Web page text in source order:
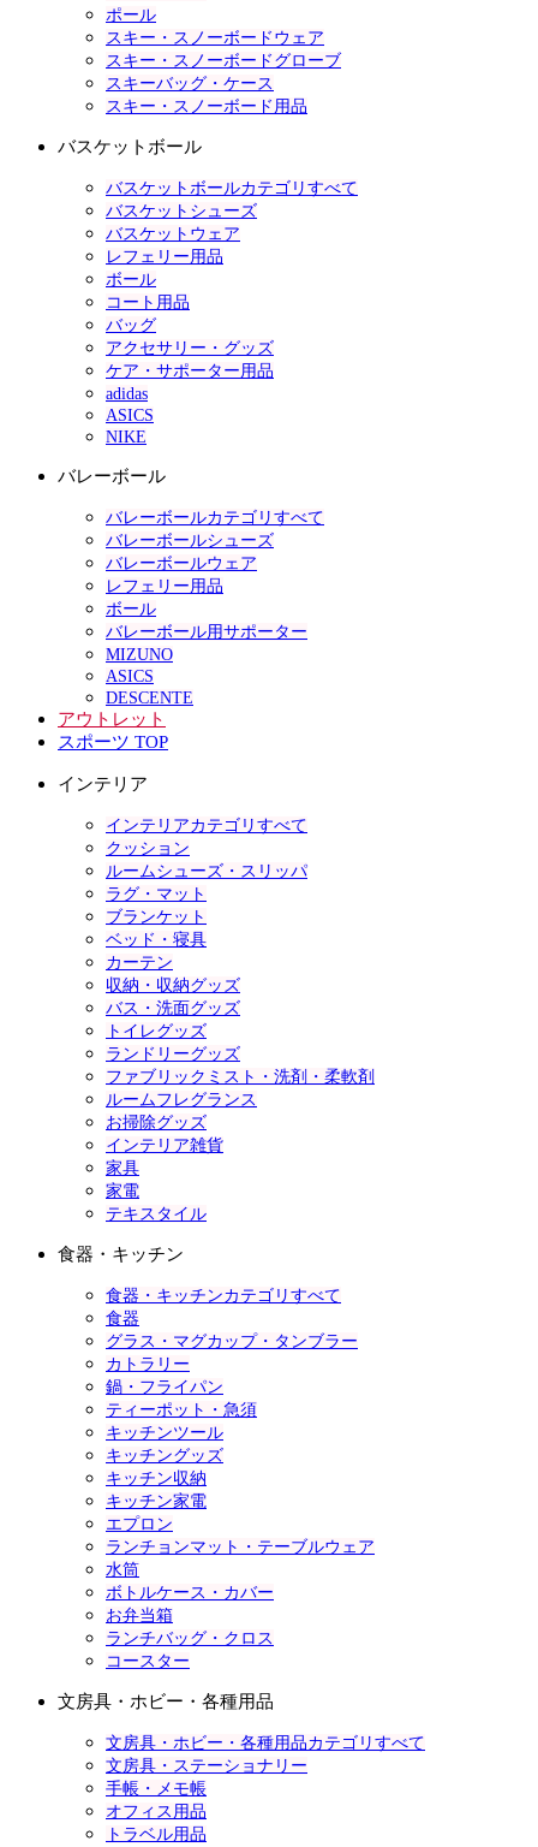
ポール
スキー・スノーボードウェア
スキー・スノーボードグローブ
スキーバッグ・ケース
スキー・スノーボード用品
バスケットボール
バスケットボールカテゴリすべて
バスケットシューズ
バスケットウェア
レフェリー用品
ボール
コート用品
バッグ
アクセサリー・グッズ
ケア・サポーター用品
adidas
ASICS
NIKE
バレーボール
バレーボールカテゴリすべて
バレーボールシューズ
バレーボールウェア
レフェリー用品
ボール
バレーボール用サポーター
MIZUNO
ASICS
DESCENTE
アウトレット
スポーツ TOP
インテリア
インテリアカテゴリすべて
クッション
ルームシューズ・スリッパ
ラグ・マット
ブランケット
ベッド・寝具
カーテン
収納・収納グッズ
バス・洗面グッズ
トイレグッズ
ランドリーグッズ
ファブリックミスト・洗剤・柔軟剤
ルームフレグランス
お掃除グッズ
インテリア雑貨
家具
家電
テキスタイル
食器・キッチン
食器・キッチンカテゴリすべて
食器
グラス・マグカップ・タンブラー
カトラリー
鍋・フライパン
ティーポット・急須
キッチンツール
キッチングッズ
キッチン収納
キッチン家電
エプロン
ランチョンマット・テーブルウェア
水筒
ボトルケース・カバー
お弁当箱
ランチバッグ・クロス
コースター
文房具・ホビー・各種用品
文房具・ホビー・各種用品カテゴリすべて
文房具・ステーショナリー
手帳・メモ帳
オフィス用品
トラベル用品